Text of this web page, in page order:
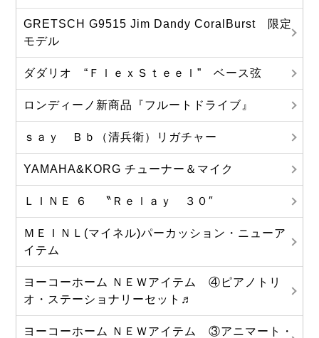
GRETSCH G9515 Jim Dandy CoralBurst 限定
モデル
ダダリオ “ＦｌｅｘＳｔｅｅｌ” ベース弦
ロンディーノ新商品『フルートドライブ』
ｓａｙ Ｂｂ（清兵衛）リガチャー
YAMAHA&KORG チューナー＆マイク
ＬＩＮＥ ６ 〝Ｒｅｌａｙ ３０″
ＭＥＩＮＬ(マイネル)パーカッション・ニューア
イテム
ヨーコーホーム ＮＥＷアイテム ④ピアノトリ
オ・ステーショナリーセット♬
ヨーコーホーム ＮＥＷアイテム ③アニマート・